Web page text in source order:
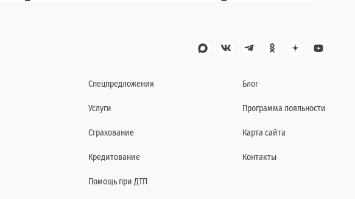
Спецпредложения
Услуги
Страхование
Кредитование
Помощь при ДТП
Блог
Программа лояльности
Карта сайта
Контакты